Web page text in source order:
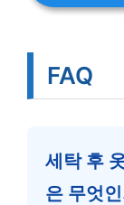
FAQ
세탁 후
은 무엇